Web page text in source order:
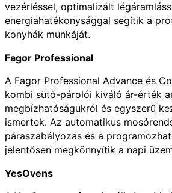
vezérléssel, optimalizált
energiahatékonysággal segítik a
konyhák munkáját.
Fagor Professional
A Fagor Professional Advance és
kombi sütő-párolói kiváló ár-érték
megbízhatóságukról és egyszerű
ismertek. Az automatikus
páraszabályozás és a
jelentősen megkönnyítik a napi
YesOvens